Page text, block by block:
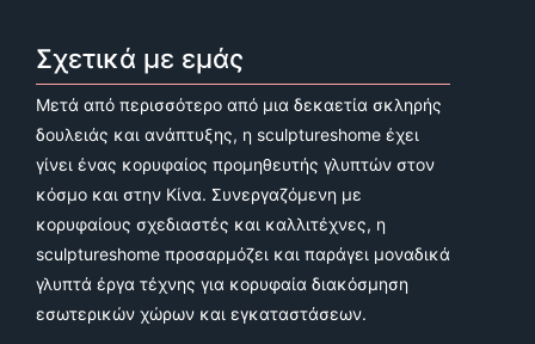
Σχετικά με εμάς
Μετά από περισσότερο από μια δεκαετία σκληρής
δουλειάς και ανάπτυξης, η sculptureshome έχει
γίνει ένας κορυφαίος προμηθευτής γλυπτών στον
κόσμο και στην Κίνα. Συνεργαζόμενη με
κορυφαίους σχεδιαστές και καλλιτέχνες, η
sculptureshome προσαρμόζει και παράγει μοναδικά
γλυπτά έργα τέχνης για κορυφαία διακόσμηση
εσωτερικών χώρων και εγκαταστάσεων.